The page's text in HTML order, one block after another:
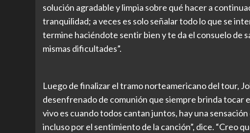
solución agradable y limpia sobre qué hacer a
tranquilidad; a veces es solo señalar todo lo que se
termine haciéndote sentir bien y te da el consuelo de
mismas dificultades”.
Luego de finalizar el tramo norteamericano del tour,
desenfrenado de comunión que siempre brinda tocar
vivo es cuando todos cantan juntos, hay una
incluso por el sentimiento de la canción”, dice. “Creo